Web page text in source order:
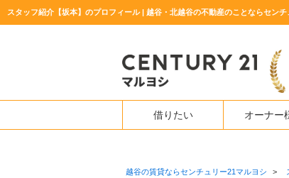
スタッフ紹介【坂本】のプロフィール | 越谷・北越谷の不動産のことならセン
借りたい オーナー
越谷の賃貸ならセンチュリー21マルヨシ >